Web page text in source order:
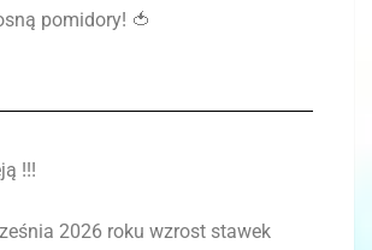
pomidory! 🍅
!!!
2026 roku wzrost stawek